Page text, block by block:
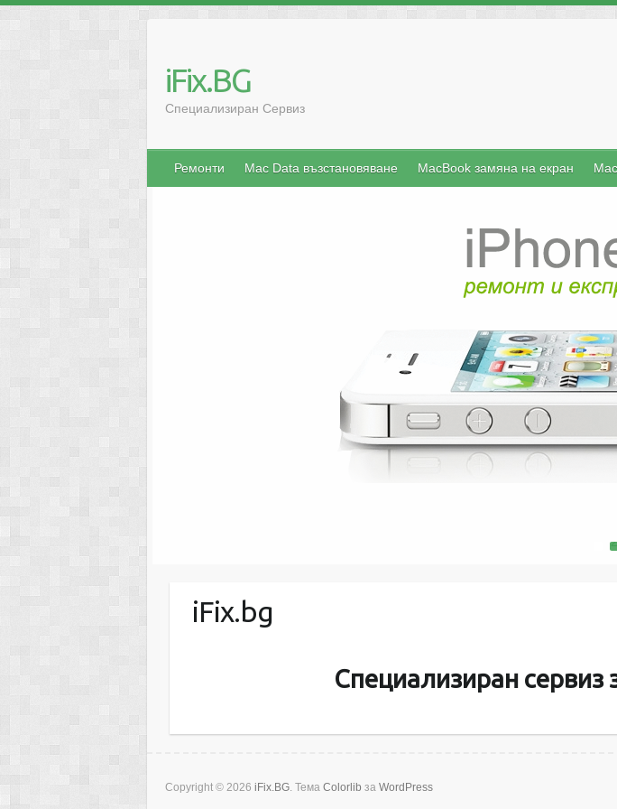
iFix.BG
Специализиран Сервиз
Ремонти Mac Data възстановяване MacBook замяна на екран
2
iFix.bg
Специализиран сервиз
Copyright © 2026 iFix.BG. Тема Colorlib за WordPress